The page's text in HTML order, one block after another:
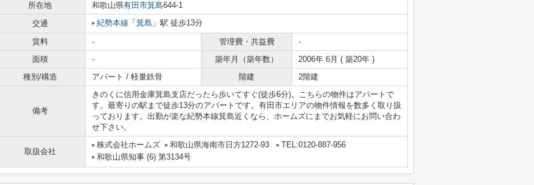
所在地 和歌山県有田市箕島644-1
交通
紀勢本線 「 箕島 」駅 徒歩13分
賃料 - 管理費・共益費
-
面積
- 築年月（築年数）
2006年 6月 ( 築20年 )
種別/構造
アパート / 軽量鉄骨 階建 2階建
備考
きのくに信用金庫箕島支店だったら歩いてすぐ(徒歩6分)。こちらの物件はアパートで
す。最寄りの駅まで徒歩13分のアパートです。有田市エリアの物件情報を数多く取り扱
っております。出勤が楽な紀勢本線箕島近くなら、ホームズにまでお気軽にお問い合わ
せ下さい。
取扱会社
株式会社ホームズ 和歌山県海南市日方1272-93
TEL:0120-887-956
和歌山県知事 (6) 第3134号